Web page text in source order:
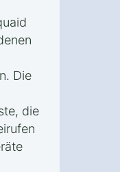
Die
die